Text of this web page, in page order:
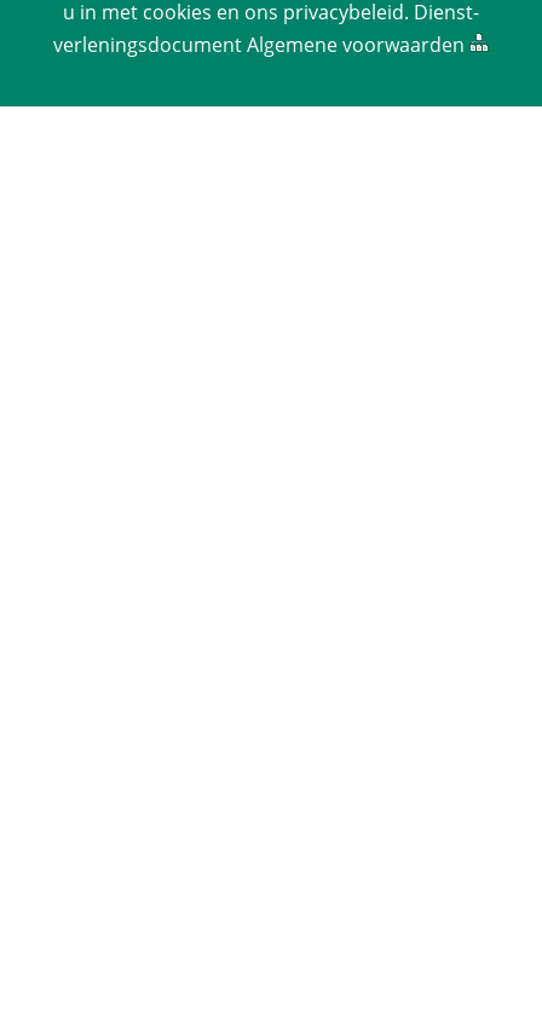
u in met cookies en ons privacy­beleid. Dienst­
verlenings­documentAlgemene voorwaarden